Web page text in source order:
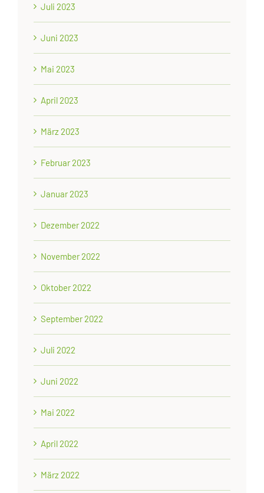
Juli 2023
Juni 2023
Mai 2023
April 2023
März 2023
Februar 2023
Januar 2023
Dezember 2022
November 2022
Oktober 2022
September 2022
Juli 2022
Juni 2022
Mai 2022
April 2022
März 2022